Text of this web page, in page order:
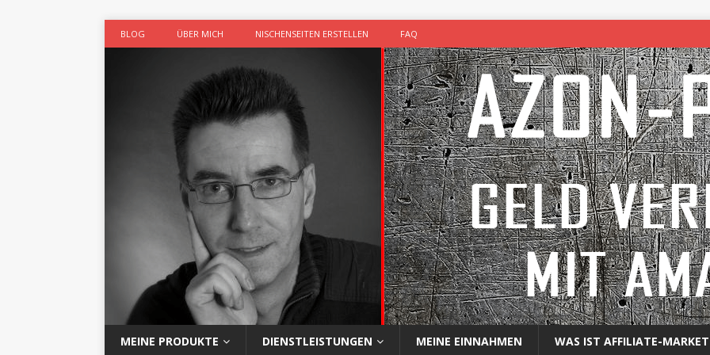
BLOG ÜBER MICH NISCHENSEITEN ERSTELLEN FAQ
MEINE PRODUKTE DIENSTLEISTUNGEN MEINE EINNAHMEN WAS IST AFFILIATE-